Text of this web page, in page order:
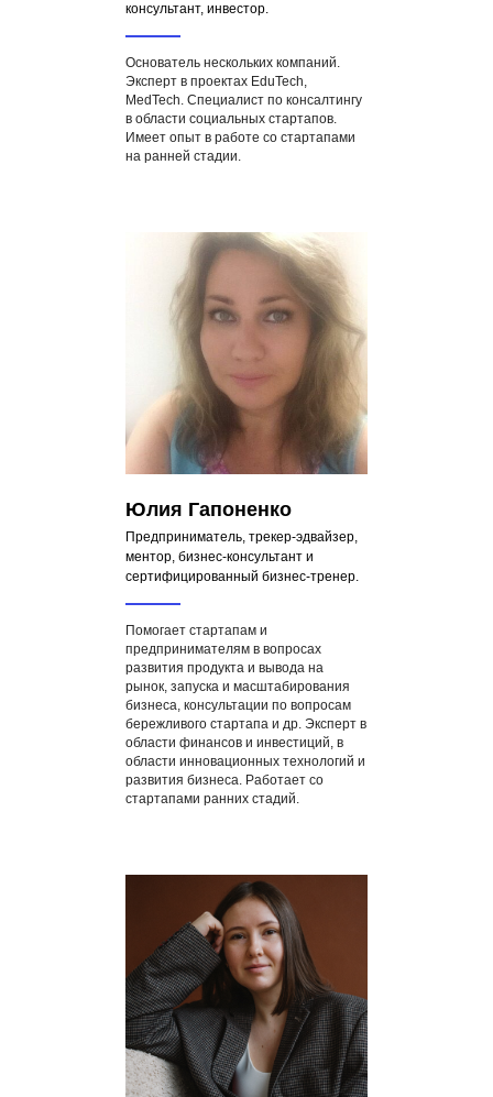
консультант, инвестор.
Основатель нескольких компаний.
Эксперт в проектах EduTech,
MedTech. Специалист по консалтингу
в области социальных стартапов.
Имеет опыт в работе со стартапами
на ранней стадии.
Юлия Гапоненко
Предприниматель, трекер-эдвайзер,
ментор, бизнес-консультант и
сертифицированный бизнес-тренер.
Помогает стартапам и
предпринимателям в вопросах
развития продукта и вывода на
рынок, запуска и масштабирования
бизнеса, консультации по вопросам
бережливого стартапа и др. Эксперт в
области финансов и инвестиций, в
области инновационных технологий и
развития бизнеса. Работает со
стартапами ранних стадий.